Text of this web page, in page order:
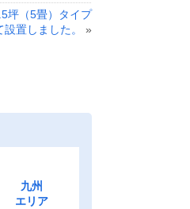
坪（5畳）タイプ
置しました。
»
九州
エリア